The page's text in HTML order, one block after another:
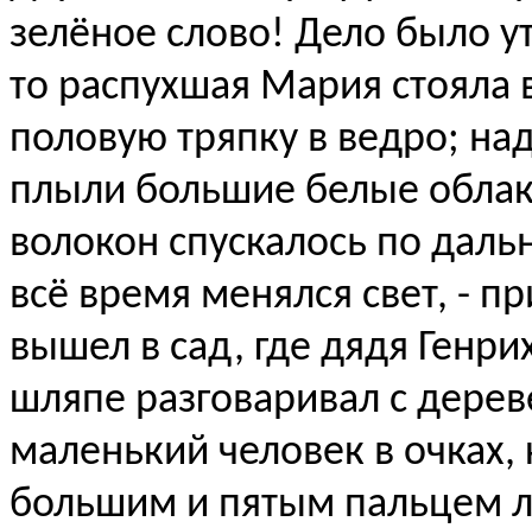
зелёное слово! Дело было
то распухшая Мария стояла
половую тряпку в ведро;
плыли большие белые
волокон спускалось по
всё время менялся свет, -
вышел в сад, где дядя
шляпе разговаривал с
маленький человек в
большим и пятым пальцем